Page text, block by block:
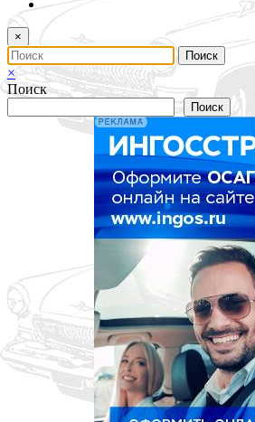
×
×
Поиск
Поиск